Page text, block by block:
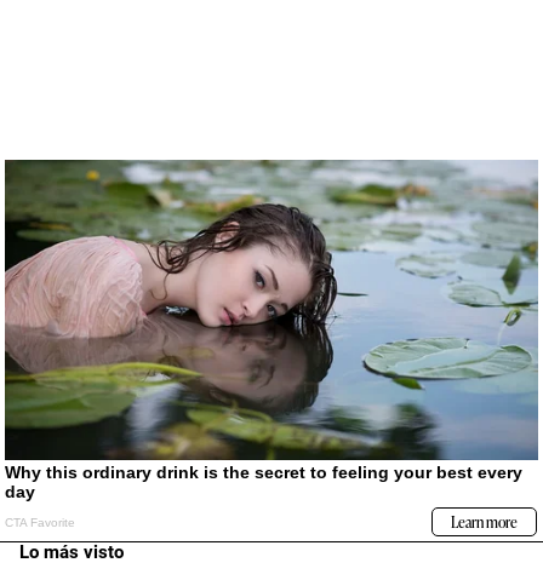
Lo más visto